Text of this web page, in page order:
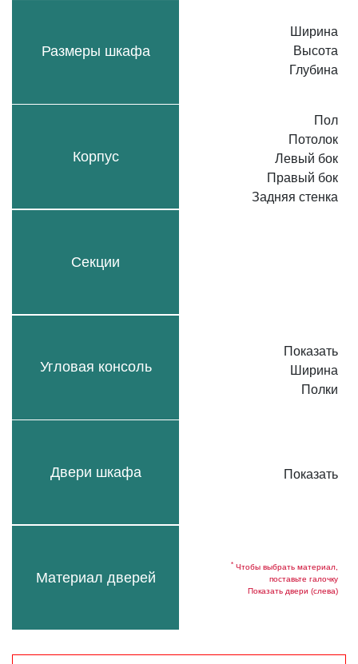
Размеры шкафа
Корпус
Секции
Угловая консоль
Двери шкафа
Материал дверей
Ширина
Высота
Глубина
Пол
Потолок
Левый бок
Правый бок
Задняя стенка
Показать
Ширина
Полки
Показать
* Чтобы выбрать материал,
поставьте галочку
Показать двери (слева)